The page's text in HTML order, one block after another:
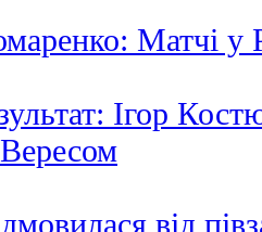
Матчі у
Ігор
від